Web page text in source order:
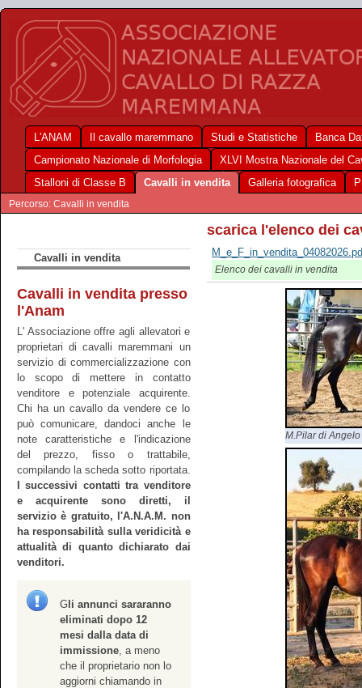
L'ANAM Il cavallo maremmano Studi e Statistiche
Banca
Campionato Nazionale di Morfologia
XLVI Mostra Nazionale del
Stalloni di Classe B
Cavalli in vendita Galleria fotografica
Percorso: Cavalli in vendita
Cavalli in vendita
Cavalli in vendita presso
l'Anam
L' Associazione offre agli allevatori e
proprietari di cavalli maremmani un
servizio di commercializzazione con
lo scopo di mettere in contatto
venditore e potenziale acquirente.
Chi ha un cavallo da vendere ce lo
può comunicare, dandoci anche le
note caratteristiche e l'indicazione
del prezzo, fisso o trattabile,
compilando la scheda sotto riportata.
I successivi contatti tra venditore
e acquirente sono diretti, il
servizio è gratuito, l'A.N.A.M. non
ha responsabilità sulla veridicità e
attualità di quanto dichiarato dai
venditori.
G li annunci sararanno
eliminati dopo 12
mesi dalla data di
immissione , a meno
che il proprietario non lo
aggiorni chiamando in
scarica l'elenco dei
Elenco dei cavalli in vendita
M.Pilar di